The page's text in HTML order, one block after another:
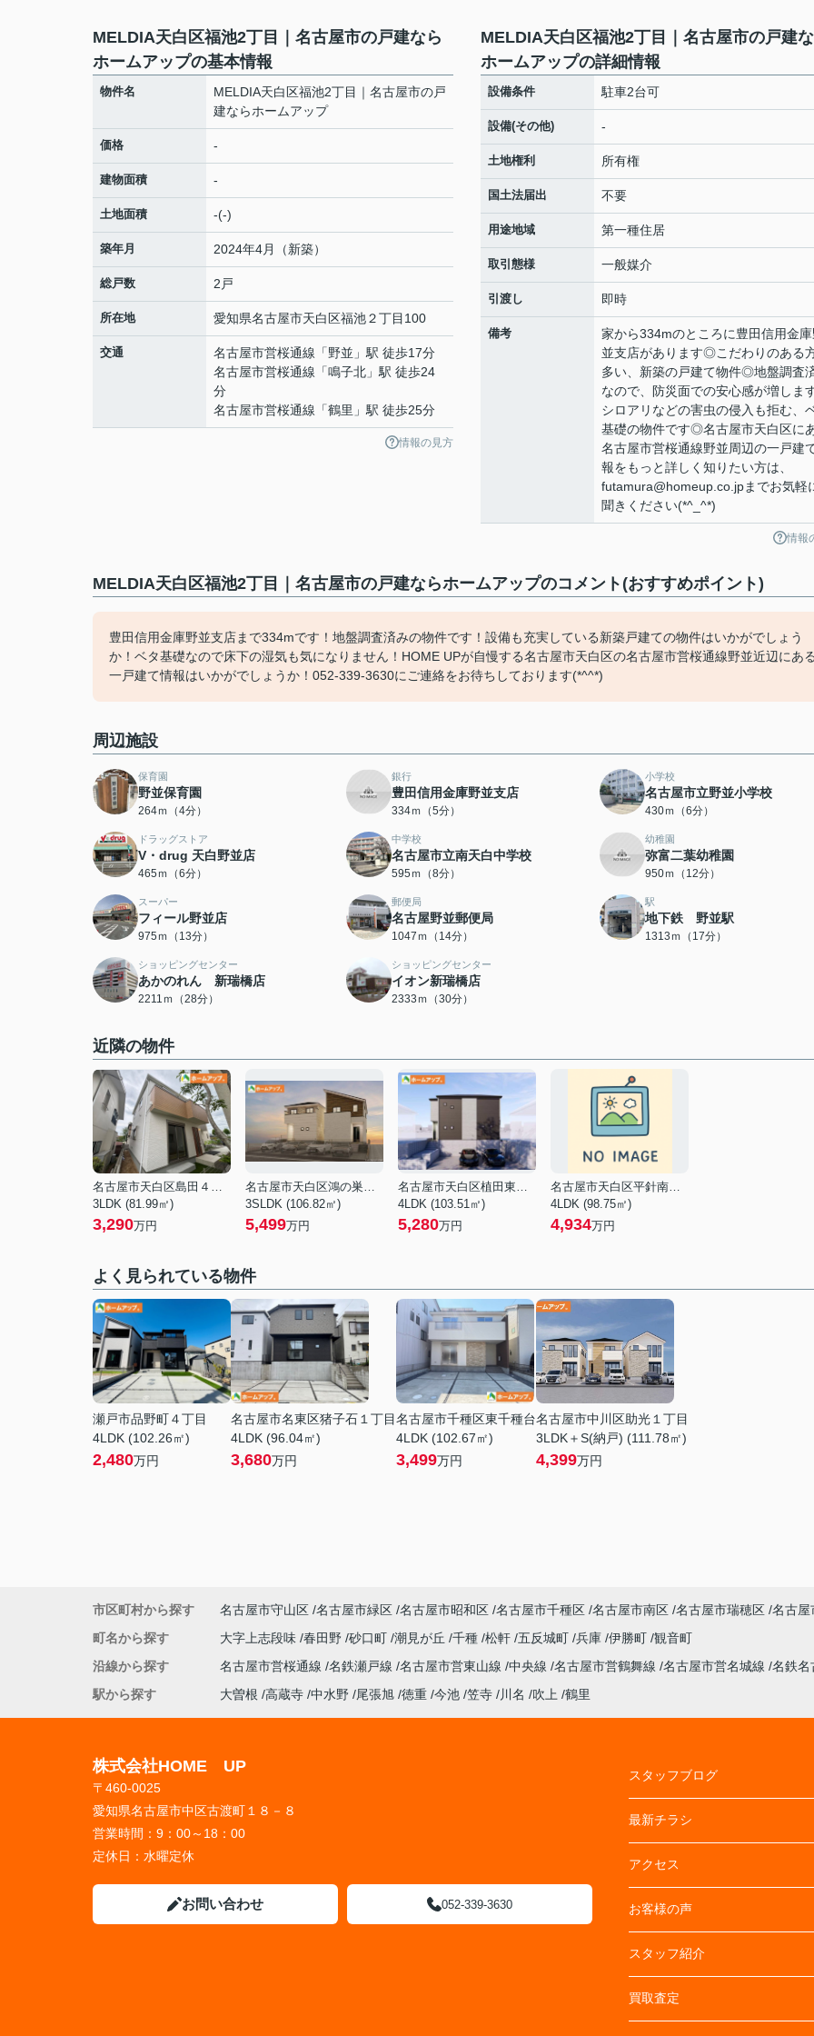
MELDIA天白区福池2丁目｜名古屋市の戸建なら
ホームアップの基本情報
物件名
MELDIA天白区福池2丁目｜名古屋市の戸
建ならホームアップ
価格 -
建物面積 -
土地面積 -(-)
築年月 2024年4月（新築）
総戸数 2戸
所在地 愛知県名古屋市天白区福池２丁目100
交通 名古屋市営桜通線 「野並 」駅 徒歩17分
名古屋市営桜通線 「鳴子北 」駅 徒歩24
分
名古屋市営桜通線 「鶴里 」駅 徒歩25分
情報の見方
MELDIA天白区福池2丁目｜名古屋市の戸建
ホームアップの詳細情報
設備条件 駐車2台可
設備(その他) -
土地権利 所有権
国土法届出 不要
用途地域 第一種住居
取引態様 一般媒介
引渡し 即時
備考
家から334mのところに豊田信用金
並支店があります◎こだわりのある
多い、新築の戸建て物件◎地盤調査
なので、防災面での安心感が増しま
シロアリなどの害虫の侵入も拒む、
基礎の物件です◎名古屋市天白区に
名古屋市営桜通線野並周辺の一戸建
報をもっと詳しく知りたい方は、
futamura@homeup.co.jpまでお気軽
聞きください(*^_^*)
情報
MELDIA天白区福池2丁目｜名古屋市の戸建ならホームアップのコメント(おすすめポイント)
豊田信用金庫野並支店まで334mです！地盤調査済みの物件です！設備も充実している新築戸建ての物件はいかがでしょう
か！ベタ基礎なので床下の湿気も気になりません！HOME UPが自慢する名古屋市天白区の名古屋市営桜通線野並近辺にある
一戸建て情報はいかがでしょうか！052-339-3630にご連絡をお待ちしております(*^^*)
周辺施設
保育園
野並保育園
264ｍ（4分）
銀行
豊田信用金庫野並支店
334ｍ（5分）
小学校
名古屋市立野並小学校
430ｍ（6分）
ドラッグストア
V・drug 天白野並店
465ｍ（6分）
中学校
名古屋市立南天白中学校
595ｍ（8分）
幼稚園
弥富二葉幼稚園
950ｍ（12分）
スーパー
フィール野並店
975ｍ（13分）
郵便局
名古屋野並郵便局
1047ｍ（14分）
駅
地下鉄 野並駅
1313ｍ（17分）
ショッピングセンター
あかのれん 新瑞橋店
2211ｍ（28分）
ショッピングセンター
イオン新瑞橋店
2333ｍ（30分）
近隣の物件
名古屋市天白区島田４丁目
3LDK (81.99㎡)
3,290万円
名古屋市天白区鴻の巣２丁目
3SLDK (106.82㎡)
5,499万円
名古屋市天白区植田東１丁目
4LDK (103.51㎡)
5,280万円
名古屋市天白区平針南２丁目
4LDK (98.75㎡)
4,934万円
よく見られている物件
瀬戸市品野町４丁目
4LDK (102.26㎡)
2,480万円
名古屋市名東区猪子石１丁目
4LDK (96.04㎡)
3,680万円
名古屋市千種区東千種台
4LDK (102.67㎡)
3,499万円
名古屋市中川区助光１丁目
3LDK＋S(納戸) (111.78㎡)
4,399万円
市区町村から探す 名古屋市守山区 名古屋市緑区 名古屋市昭和区 名古屋市千種区 名古屋市南区 名古屋市瑞穂区 名古屋
町名から探す
大字上志段味 春田野 砂口町 潮見が丘 千種 松軒 五反城町 兵庫 伊勝町 観音町
沿線から探す
名古屋市営桜通線 名鉄瀬戸線 名古屋市営東山線 中央線 名古屋市営鶴舞線 名古屋市営名城線 名鉄名
駅から探す
大曽根 高蔵寺 中水野 尾張旭 徳重 今池 笠寺 川名 吹上 鶴里
株式会社HOME UP
〒460-0025
愛知県名古屋市中区古渡町１８－８
営業時間： 9：00～18：00
定休日： 水曜定休
お問い合わせ 052-339-3630
スタッフブログ
最新チラシ
アクセス
お客様の声
スタッフ紹介
買取査定